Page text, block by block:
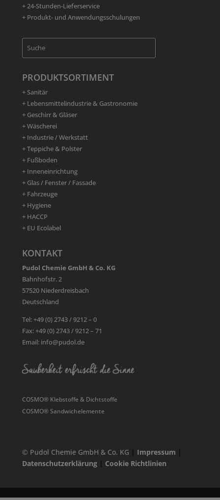
+ 24-Stunden-Lieferservice
+ Produkt- und Anwendungsschulungen
PRODUKTSORTIMENT
+ Sanitär
+ Lebensmittelindustrie & Gastronomie
+ Geschirr & Gläser
+ Wäscherei
+ Industrie / Werkstatt
+ Teppiche & Polster
+ Fußboden
+ Inneneinrichtung
+ Glas / Fenster / Fassade
+ Fahrzeuge
+ Hygiene
+ HACCP
+ EU Ecolabel
KONTAKT
Pudol Chemie GmbH & Co. KG
Bahnhofstr. 2
57520 Niederdreisbach
Deutschland
Tel: +49 (0) 2743 / 9212 – 0
Fax: +49 (0) 2743 / 9212 – 71
Email: info@pudol.de
COSMO® Klebstoffe & Dichtstoffe
COSMO® Sandwichelemente
© Pudol Chemie GmbH & Co. KG | Impressum |
Datenschutzerklärung| Cookie Richtlinien